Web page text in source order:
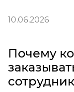
10.06.2026
Почему